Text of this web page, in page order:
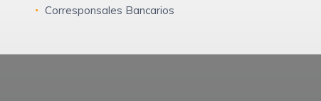
Corresponsales Bancarios